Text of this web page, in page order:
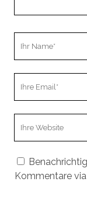
Kommentare